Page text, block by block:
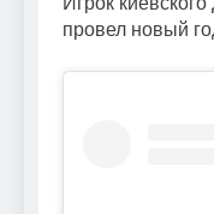
провел новый